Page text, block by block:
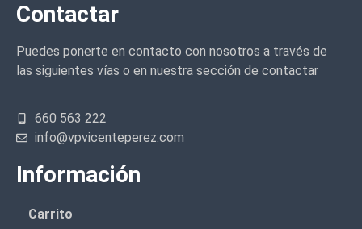
Contactar
Puedes ponerte en contacto con nosotros a través de
las siguientes vías o en nuestra sección de contactar
660 563 222
info@vpvicenteperez.com
Información
Carrito